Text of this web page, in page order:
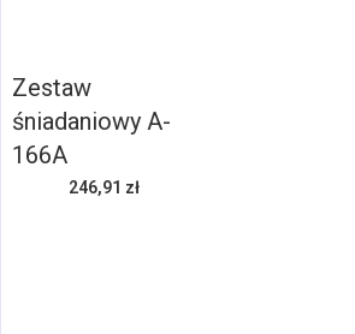
Zestaw
śniadaniowy A-
166A
246,91 zł